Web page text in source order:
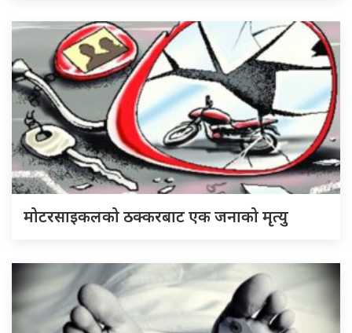
मोटरसाइकलको ठक्करबाट एक जनाको मृत्यु